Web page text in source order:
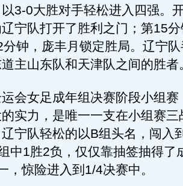
3-0大胜对手轻松进入四强。
宁队打开了胜利之门；第15
钟，庞丰月锁定胜局。辽宁
主山东队和天津队之间的胜者
女足成年组决赛阶段小组赛
实力，是唯一一支在小组赛三
宁队轻松的以B组头名，闯入
中1胜2负，仅仅靠抽签抽得了
，惊险进入到1/4决赛中。